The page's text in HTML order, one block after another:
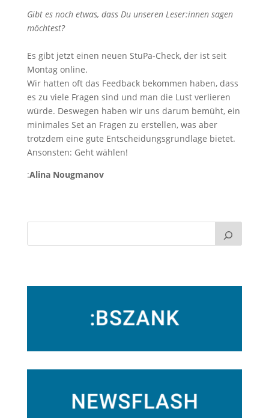
Gibt es noch etwas, dass Du unseren Leser:innen sagen
möchtest?
Es gibt jetzt einen neuen StuPa-Check, der ist seit
Montag online.
Wir hatten oft das Feedback bekommen haben, dass
es zu viele Fragen sind und man die Lust verlieren
würde. Deswegen haben wir uns darum bemüht, ein
minimales Set an Fragen zu erstellen, was aber
trotzdem eine gute Entscheidungsgrundlage bietet.
Ansonsten: Geht wählen!
:Alina Nougmanov